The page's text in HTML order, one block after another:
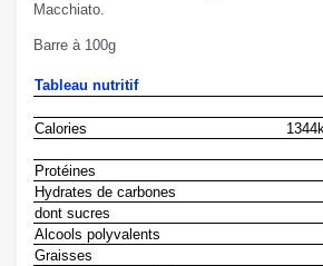
Macchiato.
Barre à 100g
Tableau nutritif
Calories
Protéines
Hydrates de carbones
dont sucres
Alcools polyvalents
Graisses